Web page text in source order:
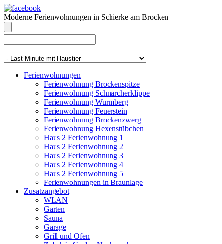
Moderne Ferienwohnungen in Schierke am Brocken
Ferienwohnungen
Ferienwohnung Brockenspitze
Ferienwohnung Schnarcherklippe
Ferienwohnung Wurmberg
Ferienwohnung Feuerstein
Ferienwohnung Brockenzwerg
Ferienwohnung Hexenstübchen
Haus 2 Ferienwohnung 1
Haus 2 Ferienwohnung 2
Haus 2 Ferienwohnung 3
Haus 2 Ferienwohnung 4
Haus 2 Ferienwohnung 5
Ferienwohnungen in Braunlage
Zusatzangebot
WLAN
Garten
Sauna
Garage
Grill und Ofen